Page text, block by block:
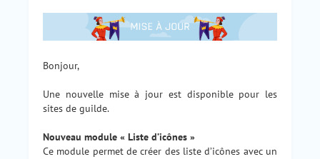
Bonjour,
Une nouvelle mise à jour est disponible pour les
sites de guilde.
Nouveau module « Liste d’icônes »
Ce module permet de créer des liste d’icônes avec un